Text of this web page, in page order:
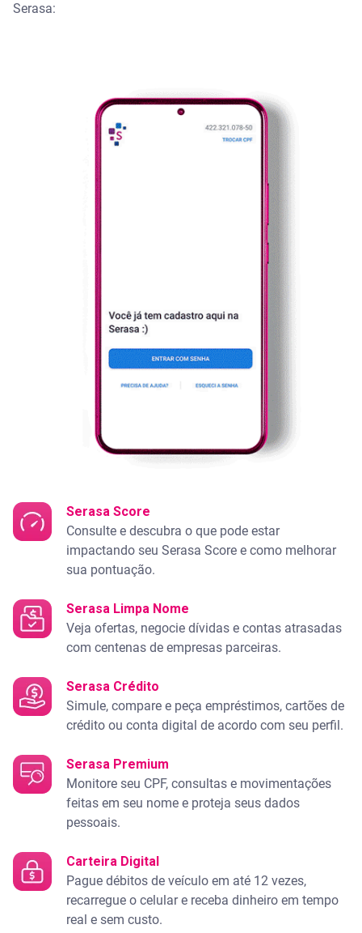
Serasa:
Serasa Score
Consulte e descubra o que pode estar
impactando seu Serasa Score e como melhorar
sua pontuação.
Serasa Limpa Nome
Veja ofertas, negocie dívidas e contas atrasadas
com centenas de empresas parceiras.
Serasa Crédito
Simule, compare e peça empréstimos, cartões de
crédito ou conta digital de acordo com seu perfil.
Serasa Premium
Monitore seu CPF, consultas e movimentações
feitas em seu nome e proteja seus dados
pessoais.
Carteira Digital
Pague débitos de veículo em até 12 vezes,
recarregue o celular e receba dinheiro em tempo
real e sem custo.